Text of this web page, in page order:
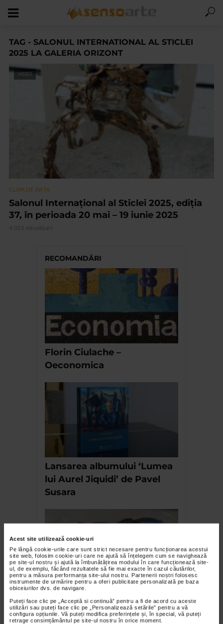
Acest site utilizează cookie-uri
Pe lângă cookie-urile care sunt strict necesare pentru funcționarea acestui
site web, folosim cookie-uri care ne ajută să înțelegem cum se navighează
pe site-ul nostru și ajută la îmbunătățirea modului în care funcționează site-
ul, de exemplu, făcând rezultatele să fie mai exacte în cazul căutărilor,
pentru a măsura performanța site-ului nostru. Partenerii noștri folosesc
instrumente de urmărire pentru a oferi publicitate personalizată pe baza
obiceiurilor dvs. de navigare.
Puteți face clic pe „Acceptă si continuă” pentru a fi de acord cu aceste
utilizări sau puteți face clic pe „Personalizează setările” pentru a vă
configura opțiunile. Vă puteți modifica preferințele și, în special, vă puteți
retrage consimțământul pe site-ul nostru în orice moment.
TAG - SALONUL INTERNATIONAL AL STICLEI
2025 LA GALERIA ORIZONT
VIDEO
CLIPA DE ARTA
Salonul Internațional al Sticlei 2025, ediția
37, în perioada 20 mai – 19 iunie 2025
4.051 vizualizari
RECOMANDĂRI
Florin Ciulache –
Oeconomica
Lansarea albumului ‘Lumea
lui Aurel Jiquidi’ de Pavel
Susara
Petru Damir – Clipa ce
zboara